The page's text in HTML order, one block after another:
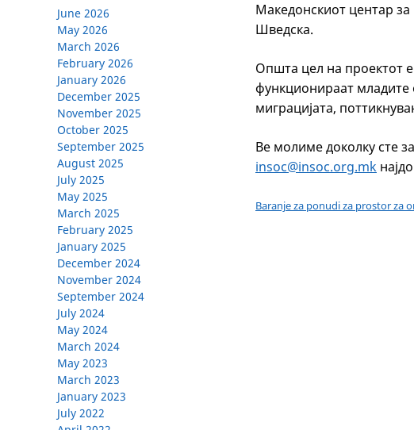
June 2026
May 2026
March 2026
February 2026
January 2026
December 2025
November 2025
October 2025
September 2025
August 2025
July 2025
May 2025
March 2025
February 2025
January 2025
December 2024
November 2024
September 2024
July 2024
May 2024
March 2024
May 2023
March 2023
January 2023
July 2022
Македонскиот центар
Шведска.
Општа цел на проектот
функционираат младите
миграцијата,
Ве молиме доколку сте
insoc@insoc.org.mk
Baranje za ponudi za prostor za